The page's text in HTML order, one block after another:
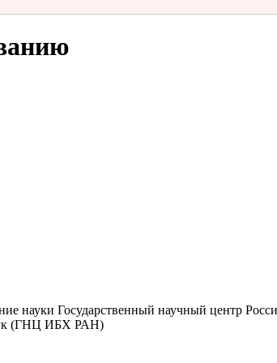
науки Государственный научный центр
(ГНЦ ИБХ РАН)